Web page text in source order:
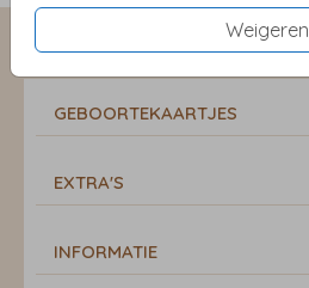
Weigeren
GEBOORTEKAARTJES
EXTRA'S
INFORMATIE